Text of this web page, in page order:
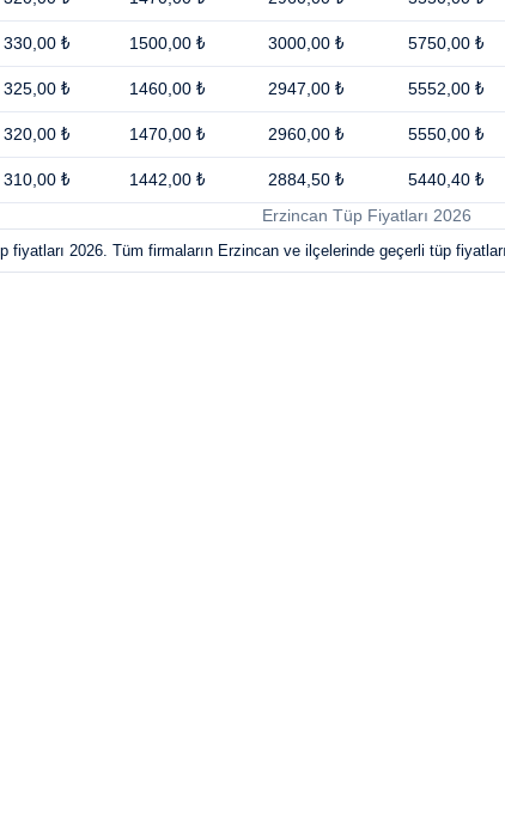
330,00 ₺ 1500,00 ₺ 3000,00 ₺ 5750,00 ₺
325,00 ₺ 1460,00 ₺ 2947,00 ₺ 5552,00 ₺
320,00 ₺ 1470,00 ₺ 2960,00 ₺ 5550,00 ₺
310,00 ₺ 1442,00 ₺ 2884,50 ₺ 5440,40 ₺
Erzincan Tüp Fiyatları 2026
fiyatları 2026. Tüm firmaların Erzincan ve ilçelerinde geçerli tüp